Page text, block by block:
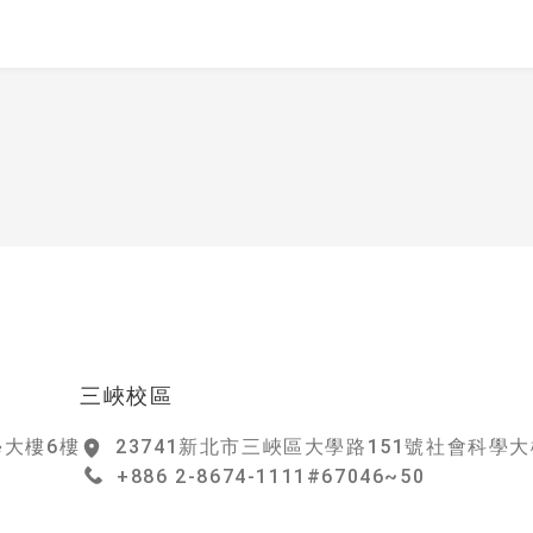
樓6樓
三峽校區
23741新北市三峽區大學路151號社會科學
+886 2-8674-1111#67046~50